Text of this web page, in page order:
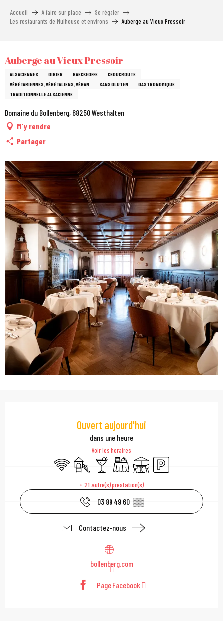
Accueil A faire sur place
Se régaler
Les restaurants de Mulhouse et environs
Auberge au Vieux Pressoir
Auberge au Vieux Pressoir
ALSACIENNES GIBIER BAECKEOFFE
CHOUCROUTE
VÉGÉTARIENNES, VÉGÉTALIENS, VÉGAN
SANS GLUTEN
GASTRONOMIQUE
TRADITIONNELLE ALSACIENNE
Domaine du Bollenberg, 68250 Westhalten
M'y rendre
Partager
Ouverture et
Ouvert aujourd'hui
dans une heure
Voir les horaires
WiFi Jeux pour enfants / Espace jeux
Bar / Buvette
BanquetTerrasseParking
+ 21 autre(s) prestation(s)
03 89 49 60 ▒▒
Contactez-nous
bollenberg.com
Page Facebook